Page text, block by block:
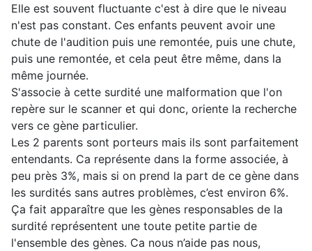
Elle est souvent fluctuante c'est à dire que le niveau
n'est pas constant. Ces enfants peuvent avoir une
chute de l'audition puis une remontée, puis une chute,
puis une remontée, et cela peut être même, dans la
même journée.
S'associe à cette surdité une malformation que l'on
repère sur le scanner et qui donc, oriente la recherche
vers ce gène particulier.
Les 2 parents sont porteurs mais ils sont parfaitement
entendants. Ca représente dans la forme associée, à
peu près 3%, mais si on prend la part de ce gène dans
les surdités sans autres problèmes, c’est environ 6%.
Ça fait apparaître que les gènes responsables de la
surdité représentent une toute petite partie de
l'ensemble des gènes. Ca nous n’aide pas nous,